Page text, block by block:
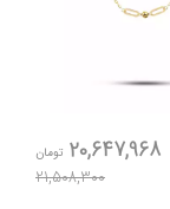
20,647,968 تومان
21,508,300